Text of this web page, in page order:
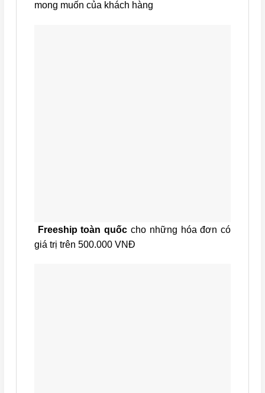
mong muốn của khách hàng
Freeship toàn quốc cho những hóa đơn có
giá trị trên 500.000 VNĐ